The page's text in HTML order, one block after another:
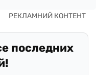
последних